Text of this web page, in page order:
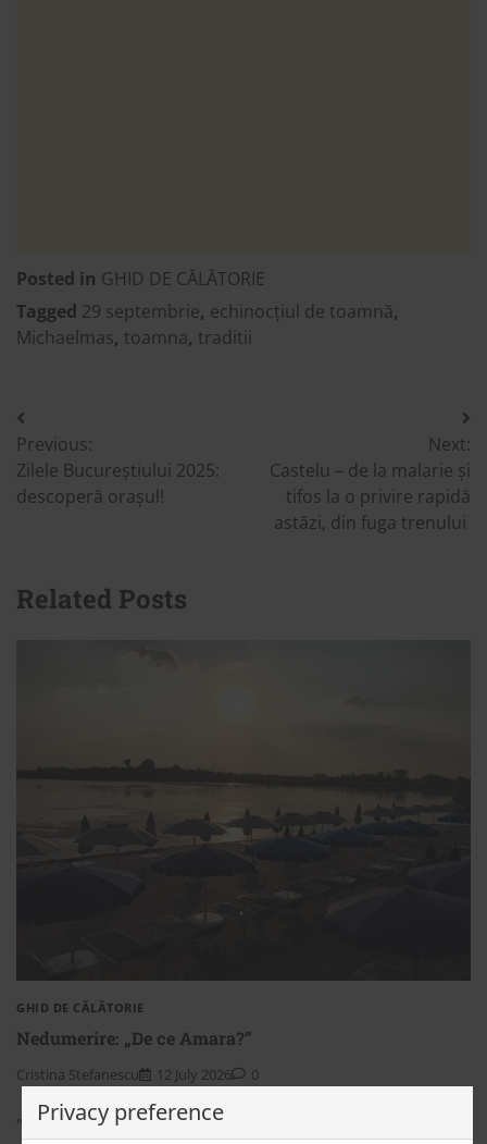
Posted in GHID DE CĂLĂTORIE
Tagged 29 septembrie, echinocțiul de toamnă,
Michaelmas, toamna, traditii
Post
navigation
Previous:
Zilele Bucureștiului 2025:
descoperă orașul!
Next:
Castelu – de la malarie și
tifos la o privire rapidă
astăzi, din fuga trenului
Related Posts
GHID DE CĂLĂTORIE
Nedumerire: „De ce Amara?”
Cristina Stefanescu 12 July 2026 0
„Amara? Serios? Dar de ce tocmai acolo?”
Privacy preference